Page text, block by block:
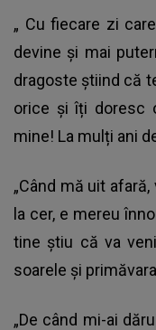
„ Cu fiecare zi
devine și mai
dragoste ştiind că
orice și îți doresc
mine! La mulți ani
„Când mă uit
la cer, e mereu
tine ştiu că va
soarele şi
„De când mi-ai